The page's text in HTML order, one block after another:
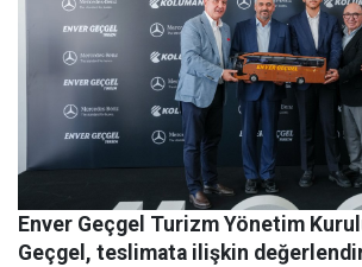
Enver Geçgel Turizm Yönetim
Geçgel , teslimata ilişkin